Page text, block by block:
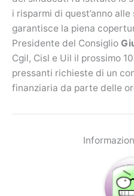
i risparmi di quest’anno
garantisce la piena
Presidente del Consiglio
Cgil, Cisl e Uil il prossimo
pressanti richieste di un
finanziaria da parte delle